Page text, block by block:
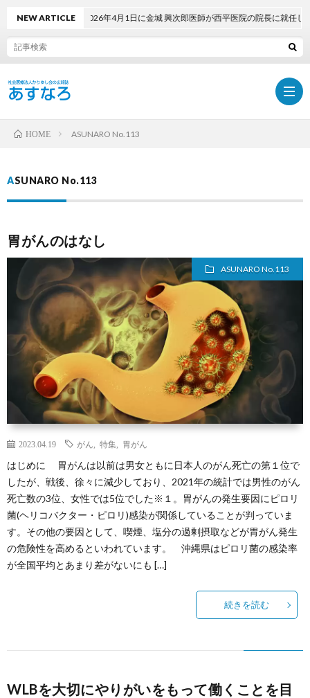
ー
最
号
で
む
採
情
報
り
ゆ
し
会
ZA
ニ
ー
NEW ARTICLE2026年4月1日に金城 興次郎医師が西平医院の院長に就任しました
HOME ASUNARO No.113
ASUNARO No.113
胃がんのはなし
ASUNARO No.113
2023.04.19 がん 特集 胃がん
はじめに 胃がんは以前は男女ともに日本人のがん死亡の第１位で
したが、戦後、徐々に減少しており、2021年の統計では男性のがん
死亡数の3位、女性では5位でした※１。胃がんの発生要因にピロリ
菌(ヘリコバクター・ピロリ)感染が関係していることが判っていま
す。その他の要因として、喫煙、塩分の過剰摂取などが胃がん発生
の危険性を高めるといわれています。 沖縄県はピロリ菌の感染率
が全国平均とあまり差がないにも […]
続きを読む
WLBを大切にやりがいをもって働くことを目